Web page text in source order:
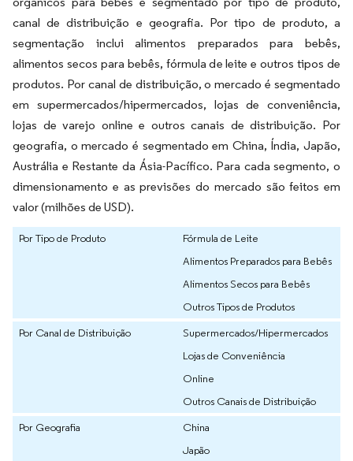
canal de distribuição e geografia. Por tipo de produto, a
segmentação inclui alimentos preparados para bebês,
alimentos secos para bebês, fórmula de leite e outros tipos de
produtos. Por canal de distribuição, o mercado é segmentado
em supermercados/hipermercados, lojas de conveniência,
lojas de varejo online e outros canais de distribuição. Por
geografia, o mercado é segmentado em China, Índia, Japão,
Austrália e Restante da Ásia-Pacífico. Para cada segmento, o
dimensionamento e as previsões do mercado são feitos em
valor (milhões de USD).
Por Tipo de Produto
Fórmula de Leite
Alimentos Preparados para Bebês
Alimentos Secos para Bebês
Outros Tipos de Produtos
Por Canal de Distribuição
Supermercados/Hipermercados
Lojas de Conveniência
Online
Outros Canais de Distribuição
Por Geografia
China
Japão